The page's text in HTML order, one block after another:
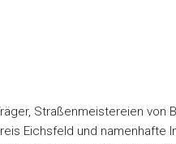
Straßenmeistereien von
Eichsfeld und namenhafte